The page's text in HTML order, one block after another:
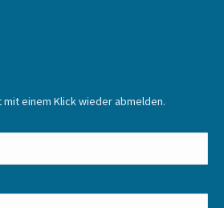
einem Klick wieder abmelden.